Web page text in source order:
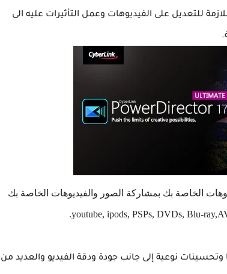
للتعديل على الفيديوهات وعمل التأثيرات عليه الى
الخاصة بك بمشاركة الصور والفيديوهات الخاصة بك
نوعية إلى جانب جودة ودقة الفيديو والعديد من